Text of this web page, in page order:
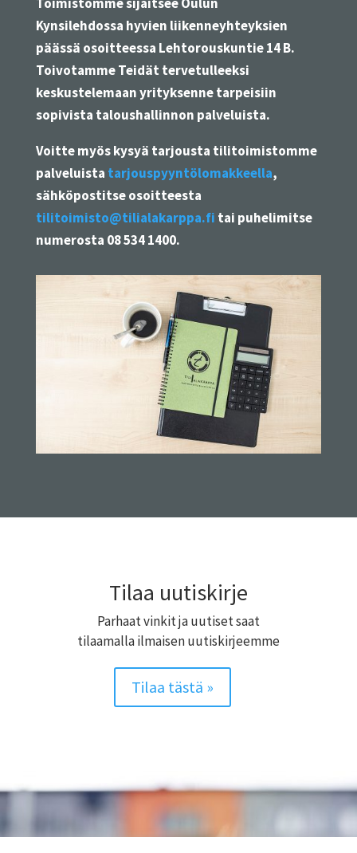
Kynsilehdossa hyvien liikenneyhteyksien
päässä osoitteessa Lehtorouskuntie 14 B.
Toivotamme Teidät tervetulleeksi
keskustelemaan yrityksenne tarpeisiin
sopivista taloushallinnon palveluista.
Voitte myös kysyä tarjousta tilitoimistomme
palveluista tarjouspyyntölomakkeella,
sähköpostitse osoitteesta
tilitoimisto@tilialakarppa.fi tai puhelimitse
numerosta 08 534 1400.
Tilaa uutiskirje
Parhaat vinkit ja uutiset saat
tilaamalla ilmaisen uutiskirjeemme
Tilaa tästä »